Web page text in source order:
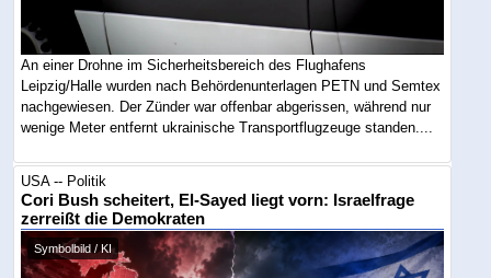
An einer Drohne im Sicherheitsbereich des Flughafens
Leipzig/Halle wurden nach Behördenunterlagen PETN und Semtex
nachgewiesen. Der Zünder war offenbar abgerissen, während nur
wenige Meter entfernt ukrainische Transportflugzeuge standen....
USA -- Politik
Cori Bush scheitert, El-Sayed liegt vorn: Israelfrage
zerreißt die Demokraten
Symbolbild / KI